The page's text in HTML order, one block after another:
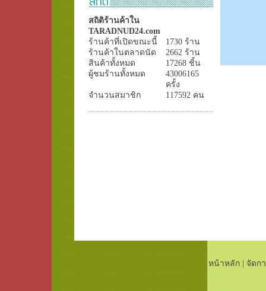
สถิติร้านค้าใน
TARADNUD24.com
ร้านค้าที่เปิดขณะนี้
1730 ร้าน
ร้านค้าในตลาดนัด
2662 ร้าน
สินค้าทั้งหมด
17268 ชิ้น
ผู้ชมร้านทั้งหมด
43006165
ครั้ง
จำนวนสมาชิก
117592 คน
หน้าหลัก| จัดก